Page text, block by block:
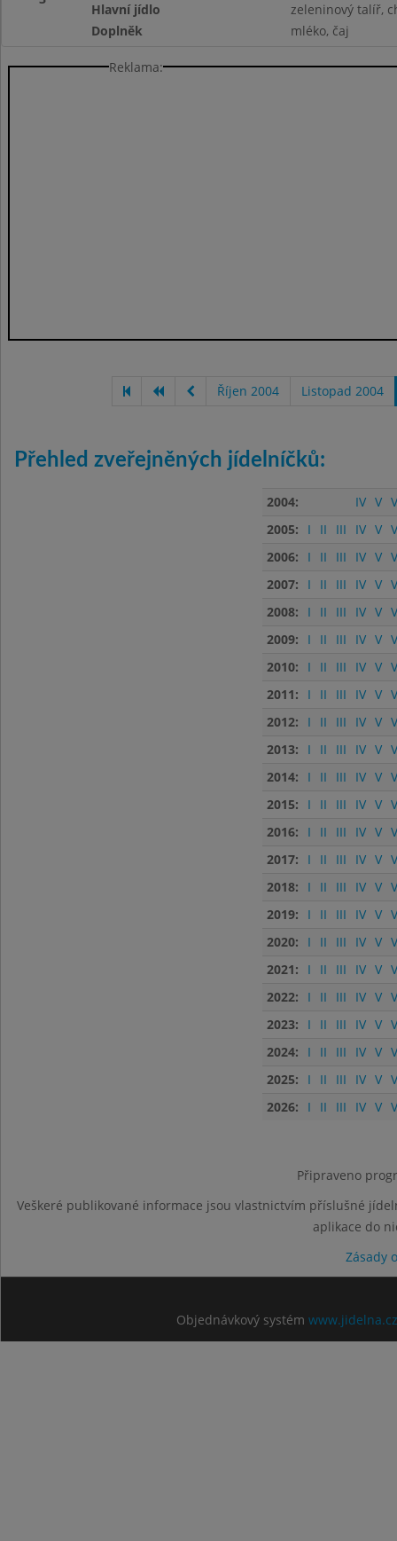
Hlavní jídlo
zeleninový talíř,
Doplněk
mléko, čaj
Reklama:
Říjen 2004 Listopad 2004
Přehled zveřejněných jídelníčků:
2004: IV V
2005:
I II III IV V
2006:
I II III IV V
2007:
I II III IV V
2008:
I II III IV V
2009:
I II III IV V
2010:
I II III IV V
2011:
I II III IV V
2012:
I II III IV V
2013:
I II III IV V
2014:
I II III IV V
2015:
I II III IV V
2016:
I II III IV V
2017:
I II III IV V
2018:
I II III IV V
2019:
I II III IV V
2020:
I II III IV V
2021:
I II III IV V
2022:
I II III IV V
2023:
I II III IV V
2024:
I II III IV V
2025:
I II III IV V
2026:
I II III IV V
Připraveno
Veškeré publikované informace jsou vlastnictvím příslušné
aplikace do
Zásady
Objednávkový systém www.jidelna.cz